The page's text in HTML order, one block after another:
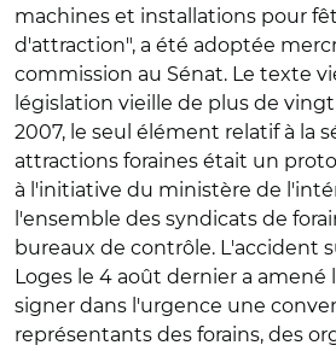
machines et installations pour
d'attraction", a été adoptée
commission au Sénat. Le texte
législation vieille de plus de
2007, le seul élément relatif à la
attractions foraines était un
à l'initiative du ministère de
l'ensemble des syndicats de
bureaux de contrôle. L'accident
Loges le 4 août dernier a
signer dans l'urgence une
représentants des forains, des